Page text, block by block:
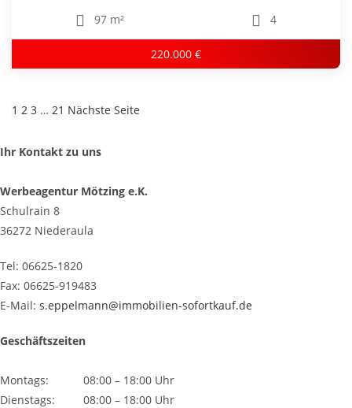
97 m² 4
220.000 €
Seitennummerierung
1 2 3 … 21 Nächste Seite
Ihr Kontakt zu uns
Werbeagentur Mötzing e.K.
Schulrain 8
36272 Niederaula
Tel: 06625-1820
Fax: 06625-919483
E-Mail: s.eppelmann@immobilien-sofortkauf.de
Geschäftszeiten
Montags: 08:00 – 18:00 Uhr
Dienstags: 08:00 – 18:00 Uhr